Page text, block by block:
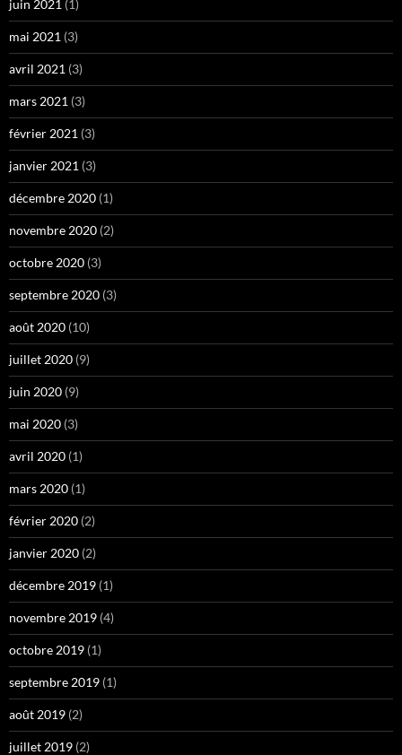
juin 2021 (1)
mai 2021 (3)
avril 2021 (3)
mars 2021 (3)
février 2021 (3)
janvier 2021 (3)
décembre 2020 (1)
novembre 2020 (2)
octobre 2020 (3)
septembre 2020 (3)
août 2020 (10)
juillet 2020 (9)
juin 2020 (9)
mai 2020 (3)
avril 2020 (1)
mars 2020 (1)
février 2020 (2)
janvier 2020 (2)
décembre 2019 (1)
novembre 2019 (4)
octobre 2019 (1)
septembre 2019 (1)
août 2019 (2)
juillet 2019 (2)